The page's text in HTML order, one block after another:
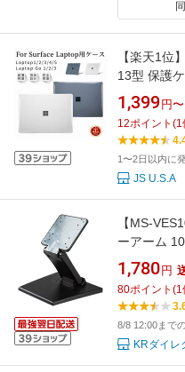
【楽天1位
13型 保護
Surface
ケース
ドケース
耐衝撃 ネ
1,399 円〜
12ポイント (1
1〜2日以内に
JS U.S.A
【MS-
ーアーム
ー LED
ビ対応 PC
調節可能
1,780 円
80ポイント (1
8/8 12:00まで
KRダイレ